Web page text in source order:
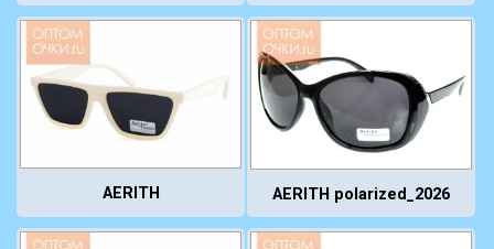
AERITH AERITH polarized_2026